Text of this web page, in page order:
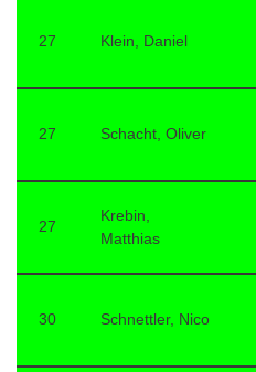
27 Klein, Daniel
27 Schacht, Oliver
27
Krebin,
Matthias
30 Schnettler, Nico